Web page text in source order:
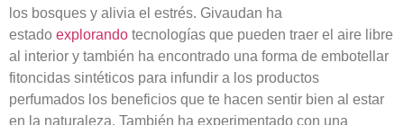
los bosques y alivia el estrés. Givaudan ha
estado explorando tecnologías que pueden traer el aire libre
al interior y también ha encontrado una forma de embotellar
fitoncidas sintéticos para infundir a los productos
perfumados los beneficios que te hacen sentir bien al estar
en la naturaleza. También ha experimentado con una